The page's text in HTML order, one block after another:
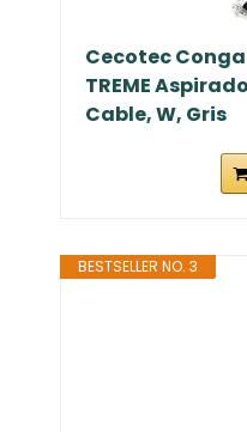
Cecotec
TREME
Cable, W, Gris
BESTSELLER NO. 3